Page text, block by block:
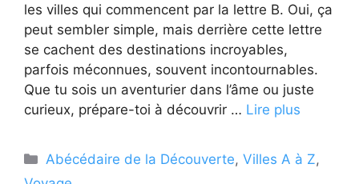
les villes qui commencent par la lettre B. Oui, ça
peut sembler simple, mais derrière cette lettre
se cachent des destinations incroyables,
parfois méconnues, souvent incontournables.
Que tu sois un aventurier dans l’âme ou juste
curieux, prépare-toi à découvrir … Lire plus
Catégories
Abécédaire de la Découverte,Villes A à Z,